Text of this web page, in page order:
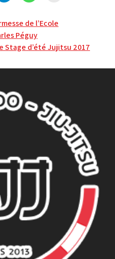
de l’Ecole
Péguy
Stage d’été Jujitsu 2017